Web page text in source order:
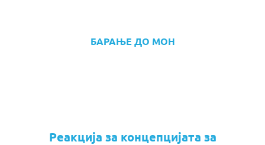
БАРАЊЕ ДО МОН
Реакција за концепцијата за